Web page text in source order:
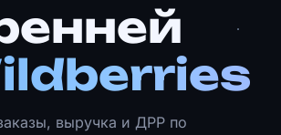
выручка и ДРР по